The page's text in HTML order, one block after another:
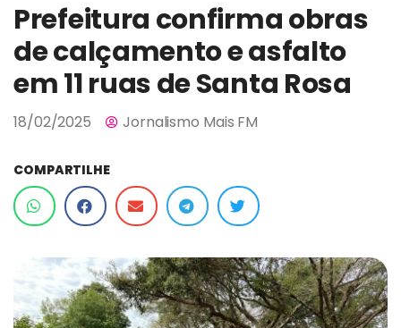
Prefeitura confirma obras
de calçamento e asfalto
em 11 ruas de Santa Rosa
18/02/2025 Jornalismo Mais FM
COMPARTILHE